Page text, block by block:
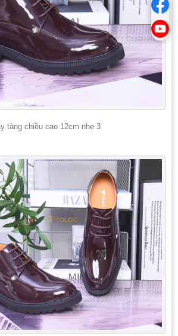
tăng chiều cao 12cm nhẹ 3